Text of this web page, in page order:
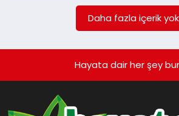
Daha fazla içerik
Hayata dair her şey